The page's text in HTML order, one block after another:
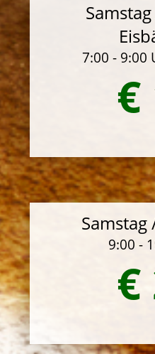
7:00 - 9:00
€
Samstag
9:00 -
€